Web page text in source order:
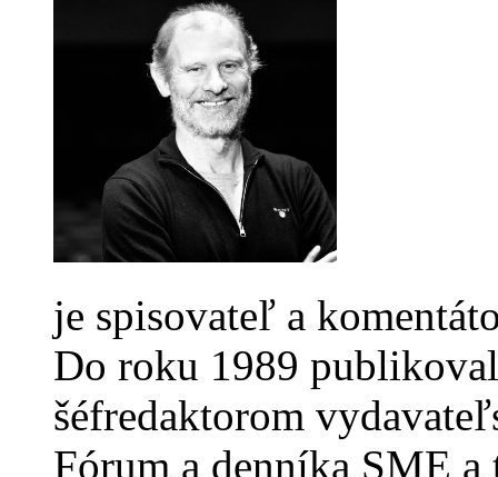
je spisovateľ a
Do roku 1989
šéfredaktorom
Fórum a denníka SME a